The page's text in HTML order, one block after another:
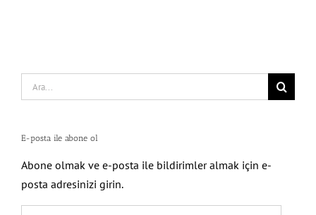
Search
for:
E-posta ile abone ol
Abone olmak ve e-posta ile bildirimler almak için e-
posta adresinizi girin.